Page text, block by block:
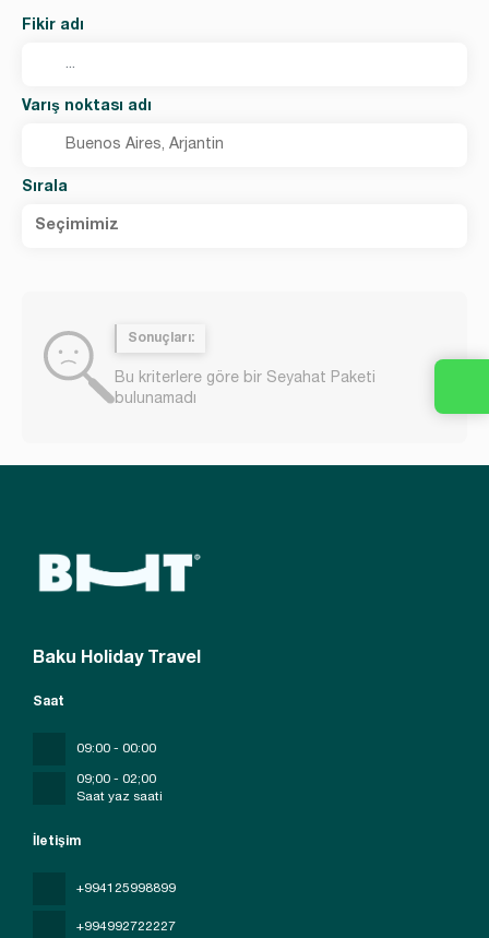
Fikir adı
Varış noktası adı
Sırala
Seçimimiz
Sonuçları:
Bu kriterlere göre bir Seyahat Paketi
bulunamadı
Baku Holiday Travel
İletişim
+994125998899
+994992722227
Saat
09:00 - 00:00
09;00 - 02;00
Saat yaz saati